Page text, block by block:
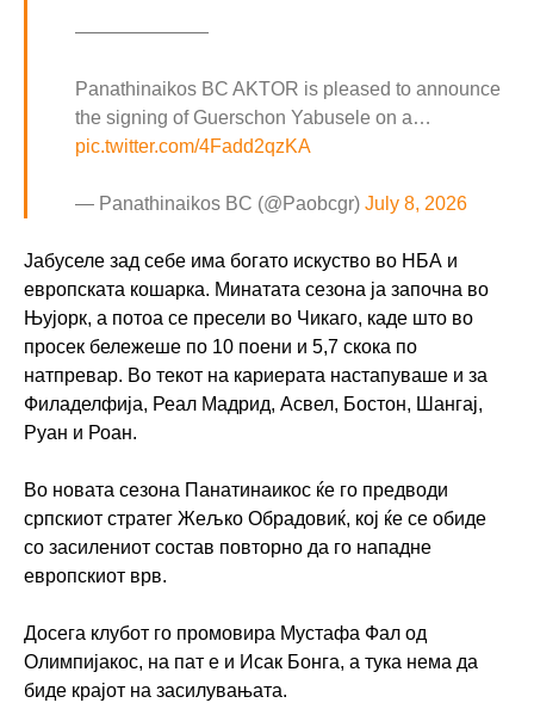
———————
Panathinaikos BC AKTOR is pleased to announce
the signing of Guerschon Yabusele on a…
pic.twitter.com/4Fadd2qzKA
— Panathinaikos BC (@Paobcgr) July 8, 2026
Јабуселе зад себе има богато искуство во НБА и
европската кошарка. Минатата сезона ја започна во
Њујорк, а потоа се пресели во Чикаго, каде што во
просек бележеше по 10 поени и 5,7 скока по
натпревар. Во текот на кариерата настапуваше и за
Филаделфија, Реал Мадрид, Асвел, Бостон, Шангај,
Руан и Роан.
Во новата сезона Панатинаикос ќе го предводи
српскиот стратег Жељко Обрадовиќ, кој ќе се обиде
со засилениот состав повторно да го нападне
европскиот врв.
Досега клубот го промовира Мустафа Фал од
Олимпијакос, на пат е и Исак Бонга, а тука нема да
биде крајот на засилувањата.